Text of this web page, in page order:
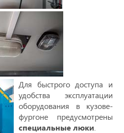
Для быстрого доступа и
удобства эксплуатации
оборудования в кузове-
фургоне предусмотрены
специальные люки